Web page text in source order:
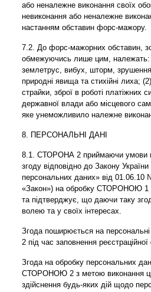
або неналежне виконання своїх
невиконання або неналежне
настанням обставин форс-мажору.
7.2. До форс-мажорних обставин,
обмежуючись лише цим, належать:
землетрус, вибух, шторм, зрушення,
природні явища та стихійні лиха; (2)
страйки, зброї в роботі платіжних
державної влади або місцевого
яке унеможливило належне
8. ПЕРСОНАЛЬНІ ДАНІ
8.1. СТОРОНА 2 приймаючи умови
згоду відповідно до Закону
персональних даних» від
«Закон») на обробку СТОРОНОЮ 1
та підтверджує, що даючи таку
волею та у своїх інтересах.
Згода поширюється на
2 під час заповнення
Згода на обробку персональних
СТОРОНОЮ 2 з метою виконання
здійснення будь-яких дій щодо